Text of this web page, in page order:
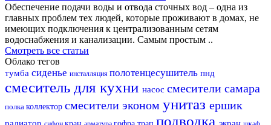
Обеспечение подачи воды и отвода сточных вод – одна из
главных проблем тех людей, которые проживают в домах, не
имеющих подключения к централизованным сетям
водоснабжения и канализации. Самым простым ..
Смотреть все статьи
Облако тегов
тумба сиденье инсталляция полотенцесушитель пнд
смеситель для кухни насос смесители самара
полка коллектор смесители эконом унитаз ершик
подводка